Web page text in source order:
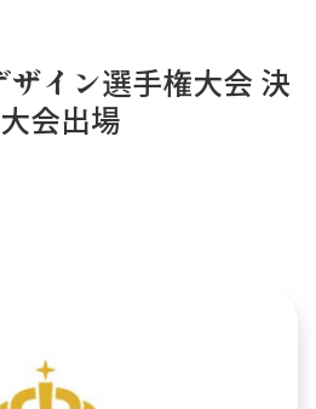
イン選手権大会 決
会出場